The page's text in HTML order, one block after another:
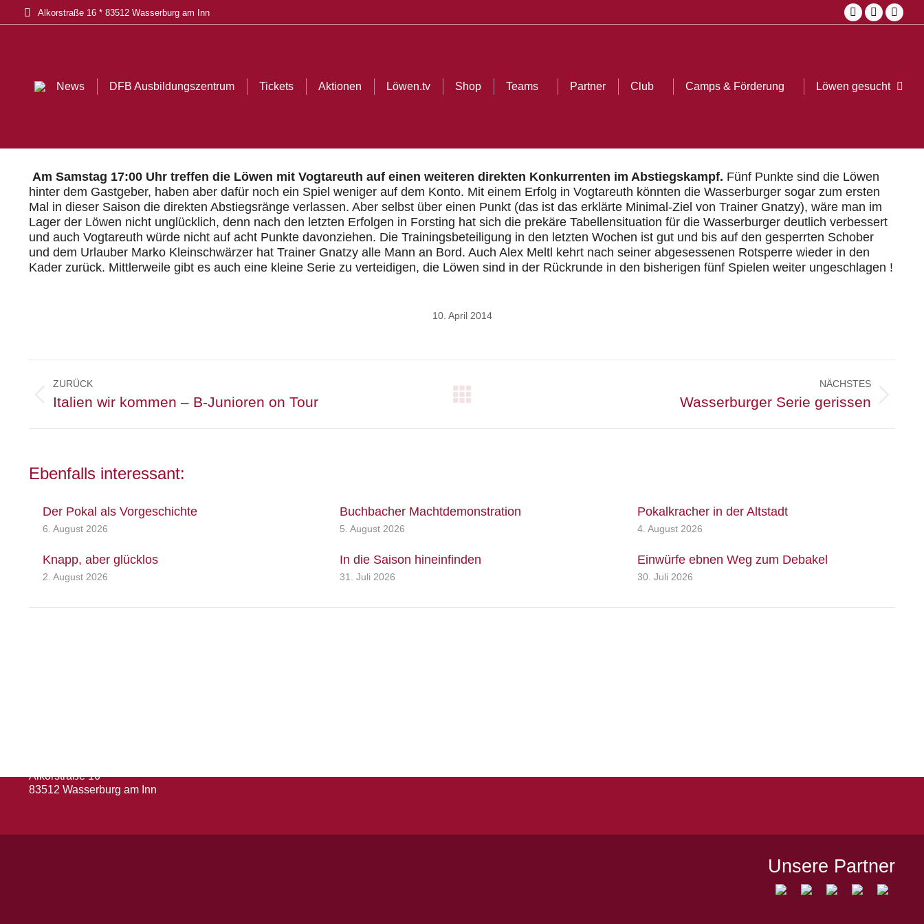
Alkorstraße 16 * 83512 Wasserburg am Inn
Facebook
newnew new
News DFB Ausbildungszentrum Tickets Aktionen Löwen.tv Shop Teams Partner Club Camps & Förderung Löwen gesucht
Am Samstag 17:00 Uhr treffen die Löwen mit Vogtareuth auf einen weiteren direkten Konkurrenten im Abstiegskampf. Fünf Punkte sind die Löwen
hinter dem Gastgeber, haben aber dafür noch ein Spiel weniger auf dem Konto. Mit einem Erfolg in Vogtareuth könnten die Wasserburger sogar zum ersten
Mal in dieser Saison die direkten Abstiegsränge verlassen. Aber selbst über einen Punkt (das ist das erklärte Minimal-Ziel von Trainer Gnatzy), wäre man im
Lager der Löwen nicht unglücklich, denn nach den letzten Erfolgen in Forsting hat sich die prekäre Tabellensituation für die Wasserburger deutlich verbessert
und auch Vogtareuth würde nicht auf acht Punkte davonziehen. Die Trainingsbeteiligung in den letzten Wochen ist gut und bis auf den gesperrten Schober
und dem Urlauber Marko Kleinschwärzer hat Trainer Gnatzy alle Mann an Bord. Auch Alex Meltl kehrt nach seiner abgesessenen Rotsperre wieder in den
Kader zurück. Mittlerweile gibt es auch eine kleine Serie zu verteidigen, die Löwen sind in der Rückrunde in den bisherigen fünf Spielen weiter ungeschlagen !
10. April 2014
ZURÜCK
Vorheriger
Italien wir kommen – B-Junioren on Tour
NÄCHSTES
Wasserburger Serie gerissen
Ebenfalls interessant:
Der Pokal als Vorgeschichte
6. August 2026
Buchbacher Machtdemonstration
5. August 2026
Pokalkracher in der Altstadt
4. August 2026
Knapp, aber glücklos
2. August 2026
In die Saison hineinfinden
31. Juli 2026
Einwürfe ebnen Weg zum Debakel
30. Juli 2026
Alkorstraße 16
83512 Wasserburg am Inn
Unsere Partner
News DFB Ausbildungszentrum Tickets Aktionen Löwen.tv Shop Teams Partner Club Camps & Förderung Löwen gesucht Search: